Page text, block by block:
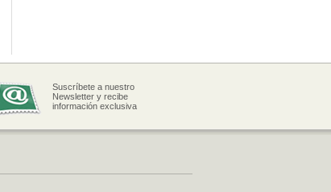
Suscríbete a nuestro
Newsletter y recibe
información exclusiva